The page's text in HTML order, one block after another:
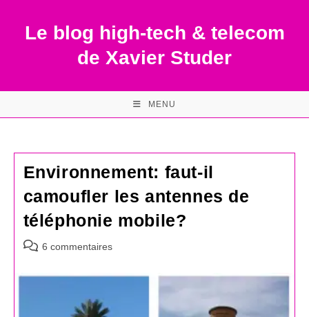
contentLe blog high-tech & telecom
de Xavier Studer
MENU
Environnement: faut-il
camoufler les antennes de
téléphonie mobile?
Commentaires
la
6 commentaires